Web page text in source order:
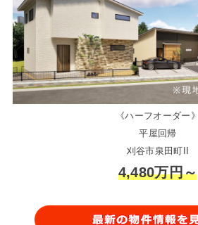
《ハーフオーダー》
平屋回帰
刈谷市泉田町II
4,480万円～